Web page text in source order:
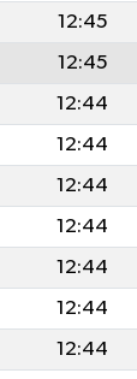
12:45
12:45
12:44
12:44
12:44
12:44
12:44
12:44
12:44